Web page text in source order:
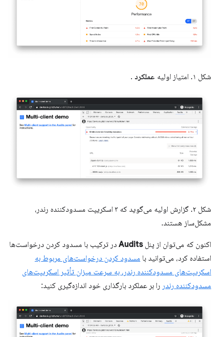
شکل ۱. امتیاز اولیه عملکرد .
شکل ۲. گزارش اولیه می‌گوید که ۳ اسکریپت مسدودکننده رندر،
مشکل‌ساز هستند.
اکنون که می‌توان از پنلAuditsدر ترکیب با مسدود کردن درخواست‌ها
استفاده کرد، می‌توانید با مسدود کردن درخواست‌های مربوط به
اسکریپت‌های مسدودکننده رندر، به سرعت میزان تأثیر اسکریپت‌های
مسدودکننده رندر را بر عملکرد بارگذاری خود اندازه‌گیری کنید: